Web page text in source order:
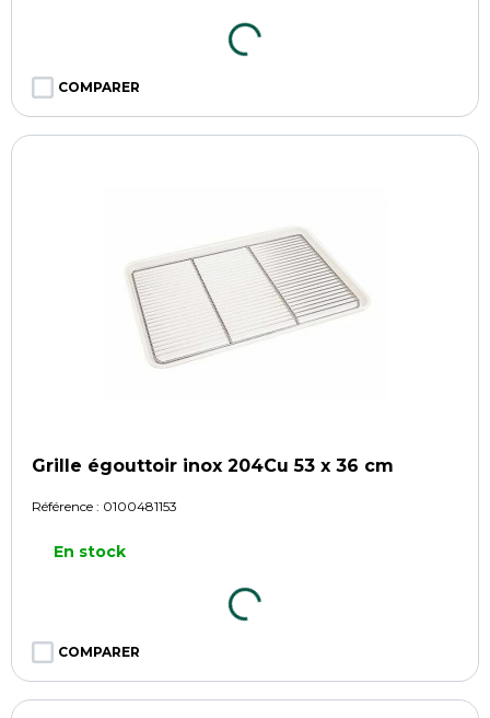
COMPARER
Grille égouttoir inox 204Cu 53 x 36 cm
Référence : 0100481153
En stock
COMPARER